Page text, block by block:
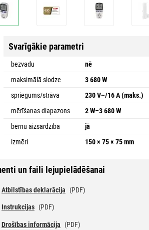
Svarīgākie parametri
bezvadu
nē
maksimālā slodze
3 680 W
spriegums/strāva
230 V~/16 A (maks.)
mērīšanas diapazons
2 W–3 680 W
bērnu aizsardzība
jā
izmēri
150 × 75 × 75 mm
un faili lejupielādēšanai
Atbilstības deklarācija (PDF)
Instrukcijas (PDF)
Drošības informācija (PDF)